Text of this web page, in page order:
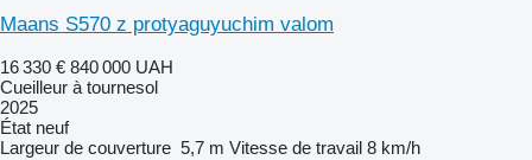
Maans S570 z protyaguyuchim valom
16 330 € 840 000 UAH
Cueilleur à tournesol
2025
État neuf
Largeur de couverture 5,7 m Vitesse de travail 8 km/h